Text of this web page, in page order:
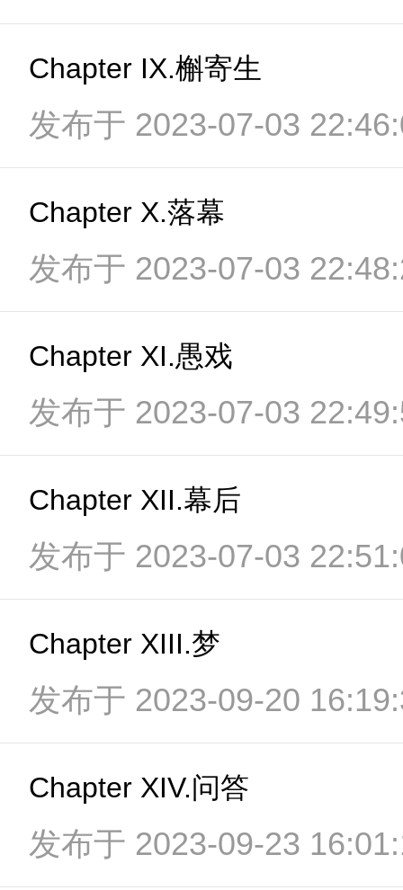
Chapter IX.槲寄生
发布于 2023-07-03
Chapter X.落幕
发布于 2023-07-03
Chapter XI.愚戏
发布于 2023-07-03
Chapter XII.幕后
发布于 2023-07-03
Chapter XIII.梦
发布于 2023-09-20
Chapter XIV.问答
发布于 2023-09-23